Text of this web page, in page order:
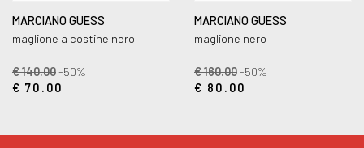
MARCIANO GUESS
maglione a costine nero
€ 140.00-50%
€ 70.00
MARCIANO GUESS
maglione nero
€ 160.00-50%
€ 80.00